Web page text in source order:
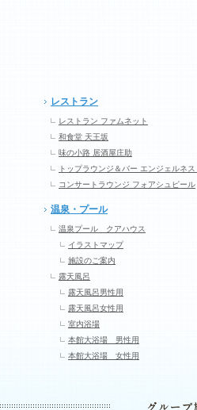
レストラン
レストラン ファムネット
和食堂 天王坂
味の小路 居酒屋庄助
トップラウンジ＆バー エンジェルネス
コンサートラウンジ フォアシュピール
温泉・プール
温泉プール クアハウス
イラストマップ
施設のご案内
露天風呂
露天風呂男性用
露天風呂女性用
室内浴場
本館大浴場 男性用
本館大浴場 女性用